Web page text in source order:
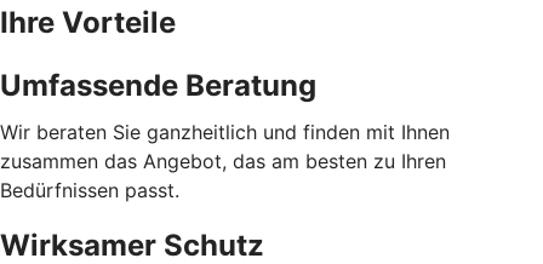
Ihre Vorteile
Umfassende Beratung
Wir beraten Sie ganzheitlich und finden mit Ihnen
zusammen das Angebot, das am besten zu Ihren
Bedürfnissen passt.
Wirksamer Schutz